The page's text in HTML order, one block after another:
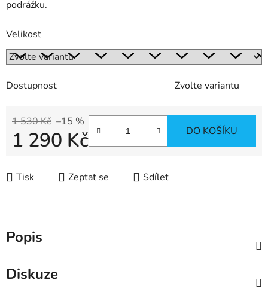
podrážku.
Velikost
Dostupnost Zvolte variantu
1 530 Kč –15 %
1 290 Kč DO KOŠÍKU
Tisk Zeptat se Sdílet
Popis
Diskuze